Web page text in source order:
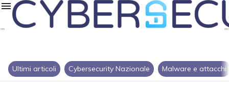
Ultimi articoli Cybersecurity Nazionale Malware e attacchi